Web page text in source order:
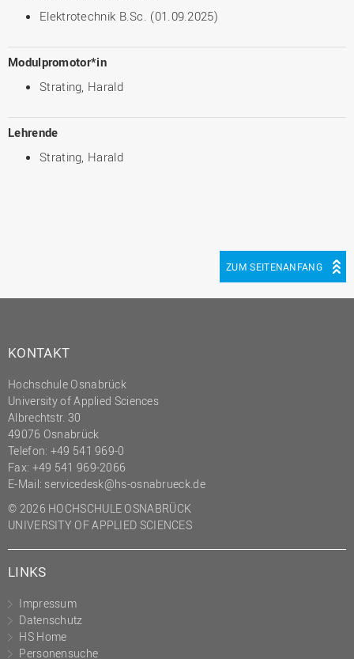
Elektrotechnik B.Sc. (01.09.2025)
Modulpromotor*in
Strating, Harald
Lehrende
Strating, Harald
ZUM SEITENANFANG
KONTAKT
Hochschule Osnabrück
University of Applied Sciences
Albrechtstr. 30
49076 Osnabrück
Telefon: +49 541 969-0
Fax: +49 541 969-2066
E-Mail: servicedesk@hs-osnabrueck.de
© 2026 HOCHSCHULE OSNABRÜCK
UNIVERSITY OF APPLIED SCIENCES
LINKS
Impressum
Datenschutz
HS Home
Personensuche